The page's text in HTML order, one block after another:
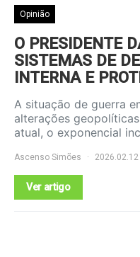
Opinião
O PRESIDENTE
SISTEMAS DE
INTERNA E
A situação de guerra
alterações
atual, o exponencial
Ascenso Simões 2026.02.12
Ver artigo